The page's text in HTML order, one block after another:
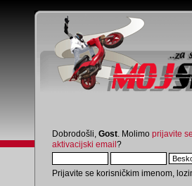
Dobrodošli, Gost . Molimo prijavite se
aktivacijski email?
Prijavite se korisničkim imenom,